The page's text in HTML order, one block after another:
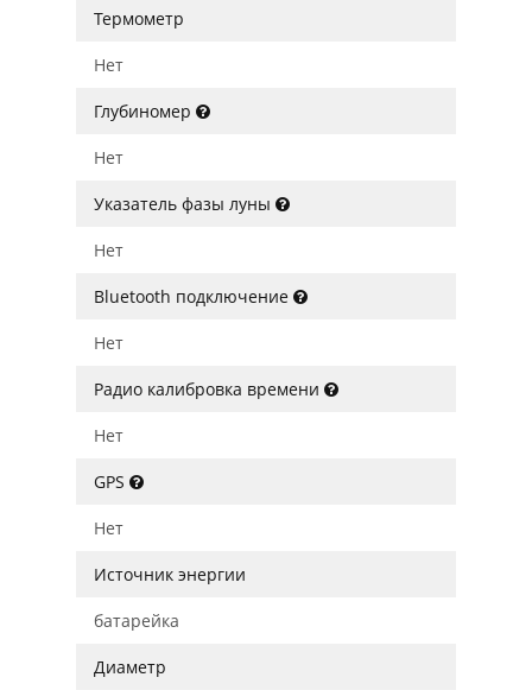
Термометр
Нет
Глубиномер
Нет
Указатель фазы луны
Нет
Bluetooth подключение
Нет
Радио калибровка времени
Нет
GPS
Нет
Источник энергии
батарейка
Диаметр